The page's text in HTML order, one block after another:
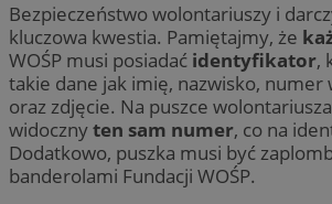
Bezpieczeństwo wolontariuszy i
kluczowa kwestia. Pamiętajmy, że
WOŚP musi posiadać identyfikator,
takie dane jak imię, nazwisko, numer
oraz zdjęcie. Na puszce
widocznyten sam numer, co na
Dodatkowo, puszka musi być
banderolami Fundacji WOŚP.